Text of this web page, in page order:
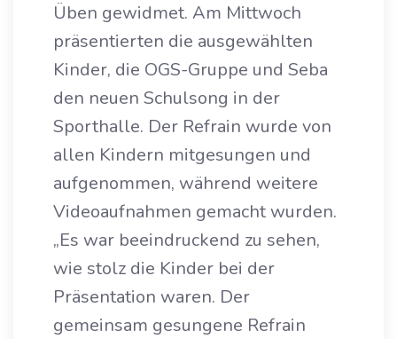
Üben gewidmet. Am Mittwoch
präsentierten die ausgewählten
Kinder, die OGS-Gruppe und Seba
den neuen Schulsong in der
Sporthalle. Der Refrain wurde von
allen Kindern mitgesungen und
aufgenommen, während weitere
Videoaufnahmen gemacht wurden.
„Es war beeindruckend zu sehen,
wie stolz die Kinder bei der
Präsentation waren. Der
gemeinsam gesungene Refrain